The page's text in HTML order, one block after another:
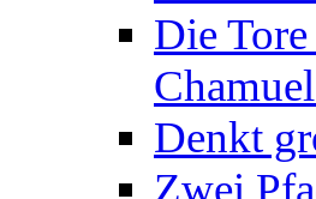
Die
Denkt
Zwei